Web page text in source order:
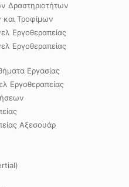
Δραστηριοτήτων
Τροφίμων
Εργοθεραπείας
Εργοθεραπείας
Εργασίας
Εργοθεραπείας
Αξεσουάρ